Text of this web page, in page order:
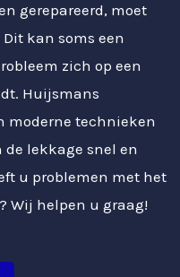
gerepareerd, moet
kan soms een
zich op een
Huijsmans
moderne technieken
lekkage snel en
u problemen met het
Wij helpen u graag!